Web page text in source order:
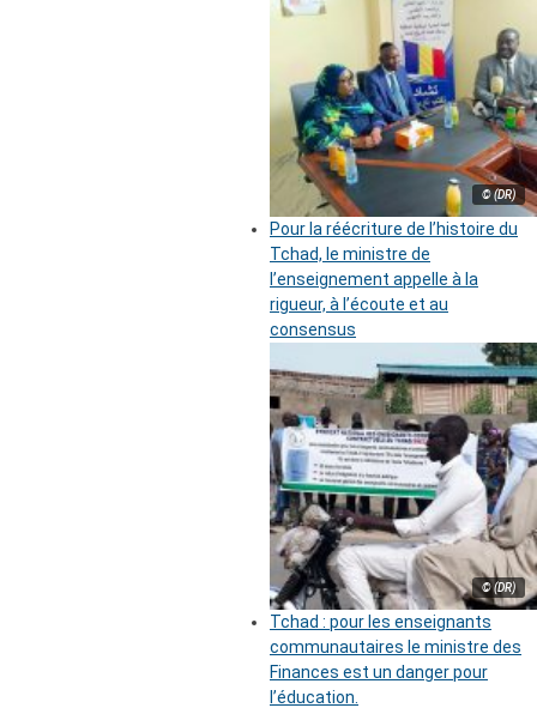
© (DR)
Pour la réécriture de l’histoire du
Tchad, le ministre de
l’enseignement appelle à la
rigueur, à l’écoute et au
consensus
© (DR)
Tchad : pour les enseignants
communautaires le ministre des
Finances est un danger pour
l’éducation.